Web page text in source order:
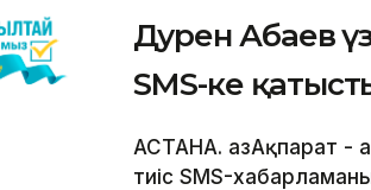
Дәурен Абаев
SMS-ке
АСТАНА. ҚазАқпарат -
тиіс SMS-